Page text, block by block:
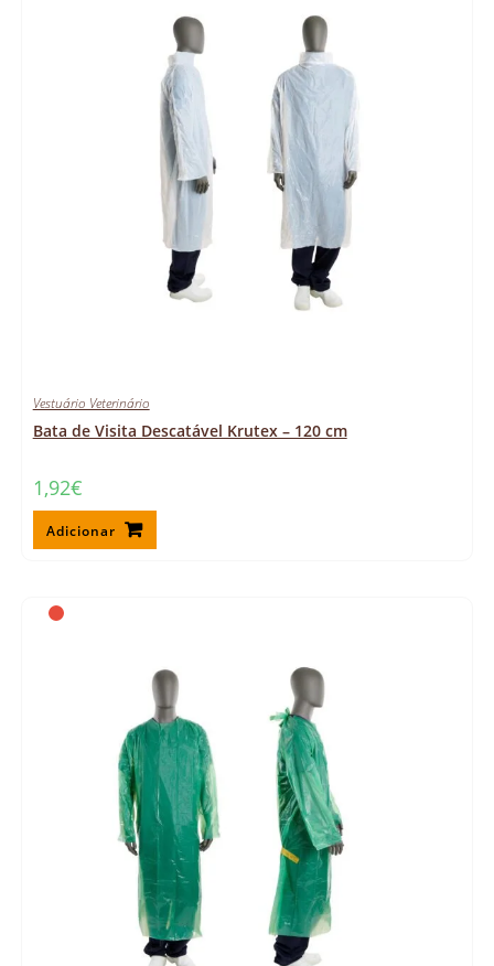
Vestuário Veterinário
Bata de Visita Descatável Krutex – 120 cm
1,92€
Adicionar